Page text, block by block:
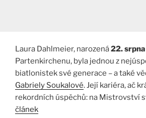
Laura Dahlmeier, narozená22.
Partenkirchenu, byla jednou z
biatlonistek své generace – a také
Gabriely Soukalové. Její kariéra, ač
rekordních úspěchů: na Mistrovství
článek